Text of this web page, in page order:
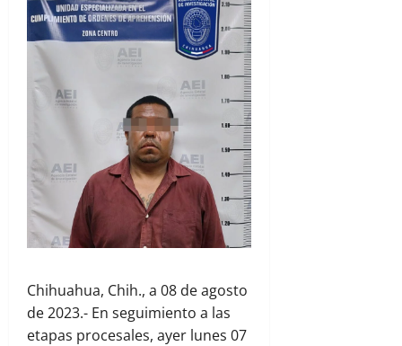
Chihuahua, Chih., a 08 de agosto
de 2023.- En seguimiento a las
etapas procesales, ayer lunes 07